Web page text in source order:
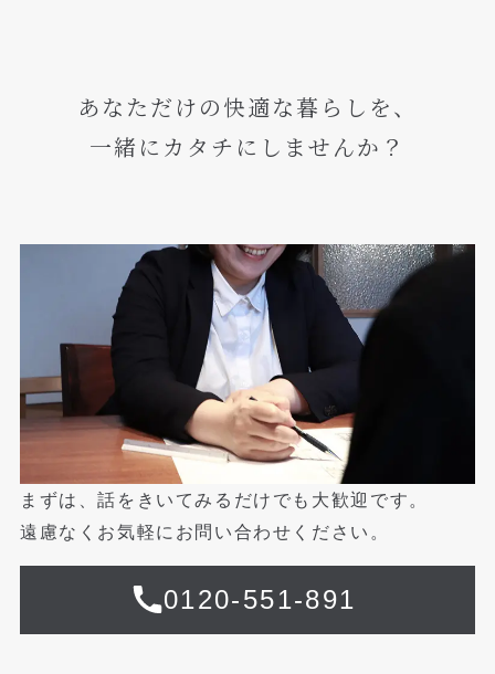
あなただけの快適な暮らしを、
一緒にカタチにしませんか？
まずは、話をきいてみるだけでも大歓迎です。
遠慮なくお気軽にお問い合わせください。
0120-551-891